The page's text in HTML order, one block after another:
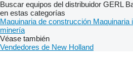
Buscar equipos del distribuidor GERL
en estas categorías
Maquinaria de construcción Maquinaria
minería
Véase también
Vendedores de New Holland